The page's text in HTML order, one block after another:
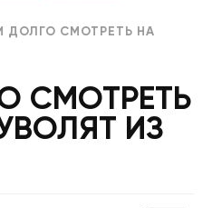
ДОЛГО СМОТРЕТЬ НА
СМОТРЕТЬ
ИЗ